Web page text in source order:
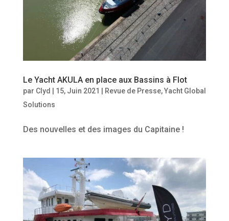
Le Yacht AKULA en place aux Bassins à Flot
par Clyd 15, Juin 2021 Revue de Presse,Yacht Global
Solutions
Des nouvelles et des images du Capitaine !